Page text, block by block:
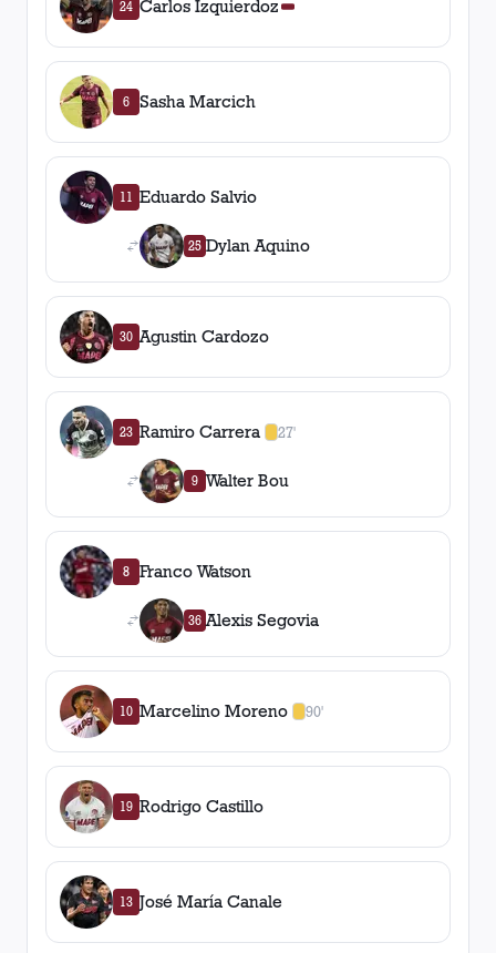
24 Carlos Izquierdoz
6 Sasha Marcich
11 Eduardo Salvio
25 Dylan Aquino
30 Agustin Cardozo
23 Ramiro Carrera 27'
1amarilla
9 Walter Bou
8 Franco Watson
36 Alexis Segovia
10 Marcelino Moreno 90'
1amarilla
19 Rodrigo Castillo
13 José María Canale